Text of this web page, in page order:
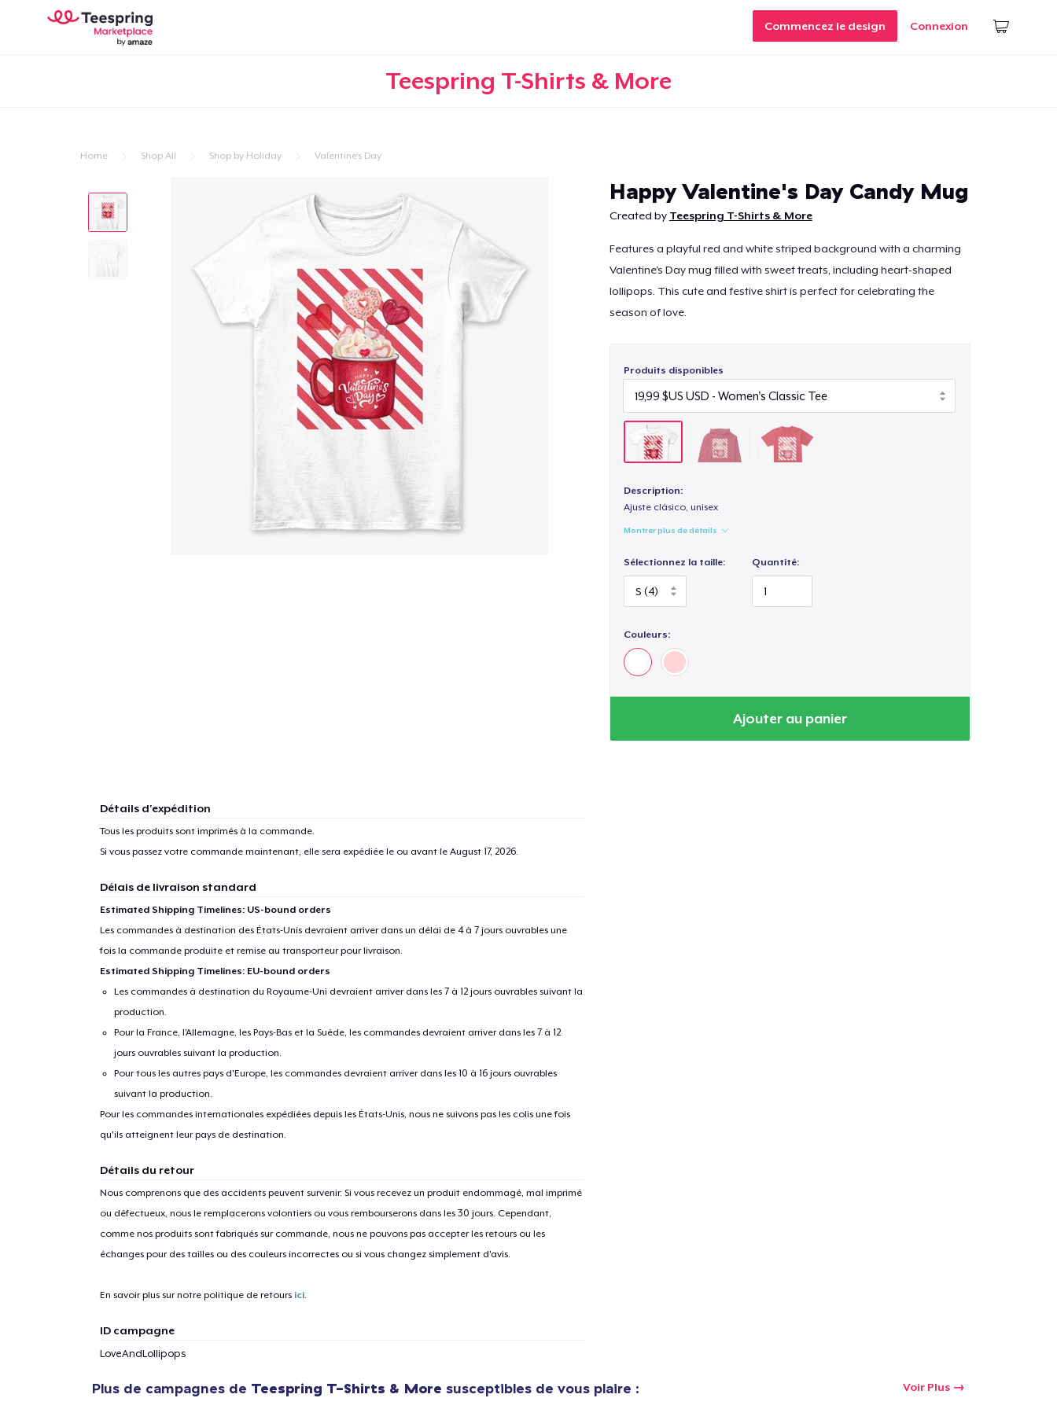
Commencez le design Connexion
Teespring T-Shirts & More
Home Shop All Shop by Holiday Valentine's Day
Happy Valentine's Day Candy Mug
Created by Teespring T-Shirts & More
Features a playful red and white striped background with a charming
Valentine's Day mug filled with sweet treats, including heart-shaped
lollipops. This cute and festive shirt is perfect for celebrating the
season of love.
Produits disponibles
Description:
Ajuste clásico, unisex
Montrer plus de détails
Sélectionnez la taille: Quantité:
Couleurs:
Ajouter au panier
Détails d'expédition
Tous les produits sont imprimés à la commande.
Si vous passez votre commande maintenant, elle sera expédiée le ou avant le August 17, 2026.
Délais de livraison standard
Estimated Shipping Timelines: US-bound orders
Les commandes à destination des États-Unis devraient arriver dans un délai de 4 à 7 jours ouvrables une
fois la commande produite et remise au transporteur pour livraison.
Estimated Shipping Timelines: EU-bound orders
Les commandes à destination du Royaume-Uni devraient arriver dans les 7 à 12 jours ouvrables suivant la
production.
Pour la France, l'Allemagne, les Pays-Bas et la Suède, les commandes devraient arriver dans les 7 à 12
jours ouvrables suivant la production.
Pour tous les autres pays d'Europe, les commandes devraient arriver dans les 10 à 16 jours ouvrables
suivant la production.
Pour les commandes internationales expédiées depuis les États-Unis, nous ne suivons pas les colis une fois
qu'ils atteignent leur pays de destination.
Détails du retour
Nous comprenons que des accidents peuvent survenir. Si vous recevez un produit endommagé, mal imprimé
ou défectueux, nous le remplacerons volontiers ou vous rembourserons dans les 30 jours. Cependant,
comme nos produits sont fabriqués sur commande, nous ne pouvons pas accepter les retours ou les
échanges pour des tailles ou des couleurs incorrectes ou si vous changez simplement d'avis.
En savoir plus sur notre politique de retours ici.
ID campagne
LoveAndLollipops
Plus de campagnes de Teespring T-Shirts & More susceptibles de vous plaire : Voir Plus
1article ajouté au Panier